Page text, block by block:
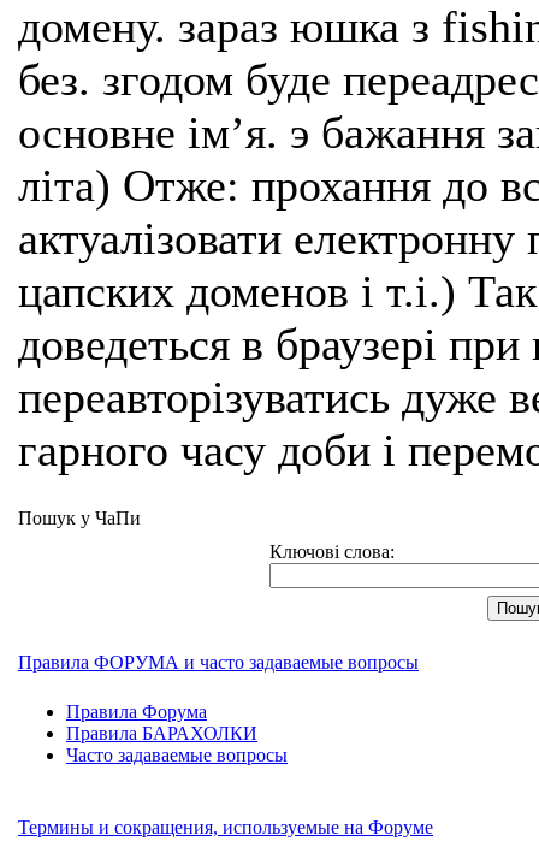
домену. зараз юшка з
без. згодом буде
основне імʼя. э бажання
літа) Отже: прохання до
актуалізовати
цапских доменов і т.і.)
доведеться в браузері
переавторізуватись
гарного часу доби і
Пошук у ЧаПи
Ключові слова:
Правила ФОРУМА и часто задаваемые вопросы
Правила Форума
Правила БАРАХОЛКИ
Часто задаваемые вопросы
Термины и сокращения, используемые на Форуме